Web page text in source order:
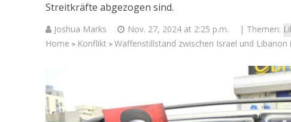
Streitkräfte abgezogen sind.
Joshua Marks Nov. 27, 2024 at 2:25 p.m. | Themen:
Home > Konflikt > Waffenstillstand zwischen Israel und